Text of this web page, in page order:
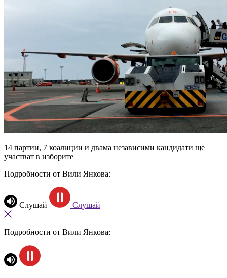
14 партии, 7 коалиции и двама независими кандидати ще
участват в изборите
Подробности от Вили Янкова:
Слушай Слушай
Подробности от Вили Янкова: